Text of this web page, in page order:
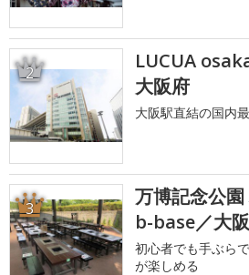
2
LUCUA
大阪府
大阪駅直結の国内
3
万博記念公
b-base／大
初心者でも手ぶら
が楽しめる